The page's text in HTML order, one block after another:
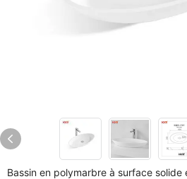
Bassin en polymarbre à surface